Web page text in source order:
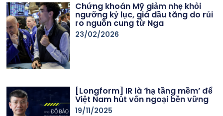
Chứng khoán Mỹ giảm nhẹ khỏi
ngưỡng kỷ lục, giá dầu tăng do rủi
ro nguồn cung từ Nga
23/02/2026
[Longform] IR là ‘hạ tầng mềm’ để
Việt Nam hút vốn ngoại bền vững
19/11/2025